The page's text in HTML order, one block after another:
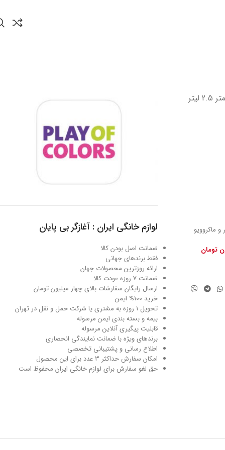
تابه مستطیل شیشه ای 31 سانتیمتر 2.5 لیتر
ماکروویو
تومان
لوازم خانگی ایران : آغازگر بی پایان
ضمانت اصل بودن کالا
فقط برندهای جهانی
ارائه روزترین محصولات جهان
ضمانت 7 روزه عودت کالا
ارسال رایگان سفارشات بالای چهار میلیون تومان
خرید 100% ایمن
تحویل ۱ روزه به مشتری یا شرکت حمل و نقل در تهران
بیمه و بسته بندی ایمن مرسوله
قابلیت پیگیری آنلاین مرسوله
برندهای ویژه با ضمانت نمایندگی انحصاری
اطلاع رسانی و پشتیبانی تخصصی
امکان سفارش حداکثر 3 عدد برای این محصول
حق لغو سفارش برای لوازم خانگی ایران محفوظ است